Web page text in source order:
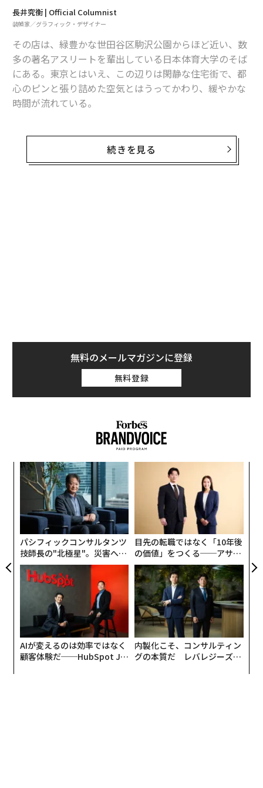
長井究衡 | Official Columnist
装幀家／グラフィック・デザイナー
その店は、緑豊かな世田谷区駒沢公園からほど近い、数
多の著名アスリートを輩出している日本体育大学のそば
にある。東京とはいえ、この辺りは閑静な住宅街で、都
心のピンと張り詰めた空気とはうってかわり、緩やかな
時間が流れている。
筆者がこの珈琲豆専門店を初めて訪れたのは10年以上も
前のこと。その場で試飲させてもらったグァテマラ産珈
琲の味がいまだに忘れられない。
まるで「パラサイト 半地下の家族」のように
1974年生まれの栢沼良行は、中学生のとき、受験勉強の
際に眠気覚ましのためにと、インスタント珈琲を飲むよ
うになった。ある日、祖父から応援も込めて「せっかく
なら本物を飲めよ」とコーヒーメーカーをプレゼントさ
れる。後にそれが、栢沼の人生を左右するほど珈琲にの
めり込むきっかけとなるのだから人生とは不思議なもの
続きを見る
無料のメールマガジンに登録
無料登録
パシフィックコンサルタンツ
技師長の"北極星"。災害への
無力感を乗り越え見つけた、
防災一筋20年の答え
目先の転職ではなく「10年後
の価値」をつくる──アサイ
ンの長期伴走型支援とは
AIが変えるのは効率ではなく
顧客体験だ──HubSpot Ja
内製化こそ、コンサルティン
グの本質だ レバレジーズが